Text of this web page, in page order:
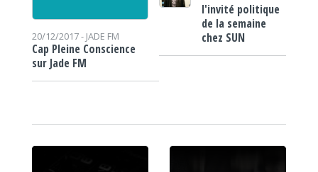
20/12/2017 - JADE FM
Cap Pleine Conscience
sur Jade FM
l'invité politique
de la semaine
chez SUN